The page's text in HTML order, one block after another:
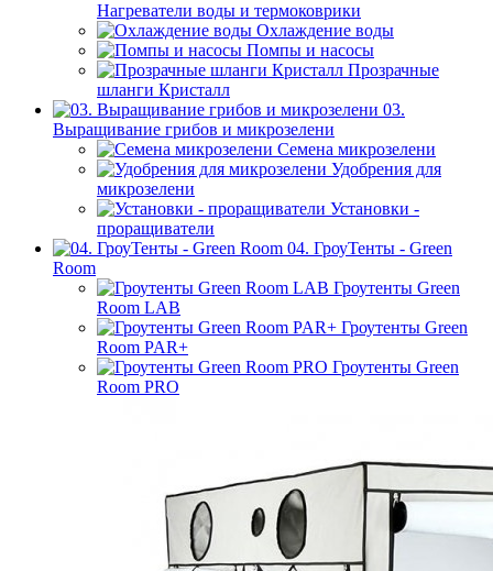
Нагреватели воды и термоковрики
Охлаждение воды
Помпы и насосы
Прозрачные
шланги Кристалл
03.
Выращивание грибов и микрозелени
Семена микрозелени
Удобрения для
микрозелени
Установки -
проращиватели
04. ГроуТенты - Green
Room
Гроутенты Green
Room LAB
Гроутенты Green
Room PAR+
Гроутенты Green
Room PRO